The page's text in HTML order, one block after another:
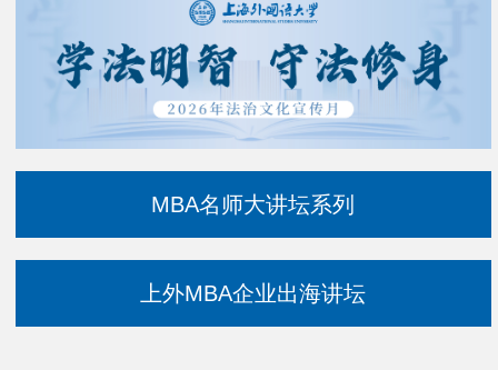
MBA名师大讲坛系列
上外MBA企业出海讲坛